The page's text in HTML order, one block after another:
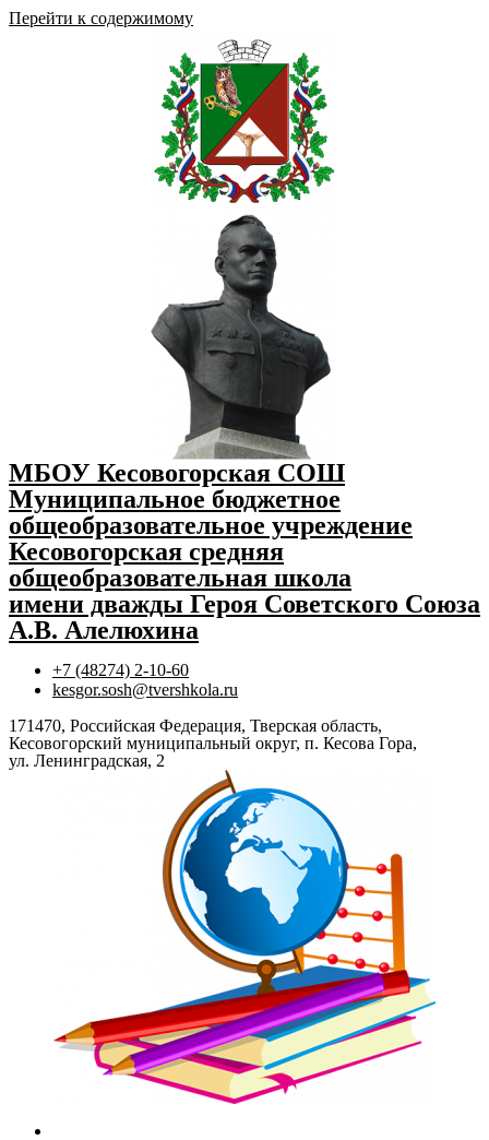
Перейти к содержимому
МБОУ Кесовогорская СОШ
Муниципальное бюджетное
общеобразовательное учреждение
Кесовогорская средняя
общеобразовательная школа
имени дважды Героя Советского Союза
А.В. Алелюхина
+7 (48274) 2-10-60
kesgor.sosh@tvershkola.ru
171470, Российская Федерация, Тверская область,
Кесовогорский муниципальный округ, п. Кесова Гора,
ул. Ленинградская, 2